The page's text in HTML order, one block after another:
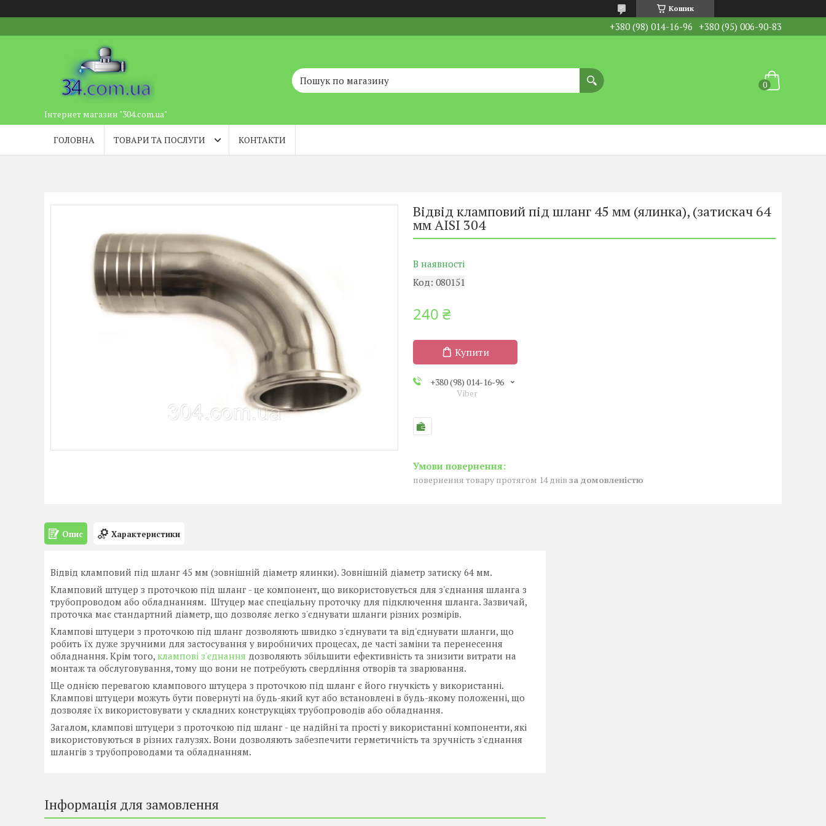
Кошик
+380 (98) 014-16-96 +380 (95) 006-90-83
Інтернет магазин "304.com.ua"
ГОЛОВНА ТОВАРИ ТА ПОСЛУГИ КОНТАКТИ
Відвід кламповий під шланг 45 мм (ялинка), (затискач 64
мм AISI 304
В наявності
Код: 080151
240 ₴
Купити
+380 (98) 014-16-96
Viber
повернення товару протягом 14 днів за домовленістю
Опис Характеристики
Відвід кламповий під шланг 45 мм (зовнішній діаметр ялинки). Зовнішній діаметр затиску 64 мм.
Кламповий штуцер з проточкою під шланг - це компонент, що використовується для з'єднання шланга з
трубопроводом або обладнанням. Штуцер має спеціальну проточку для підключення шланга. Зазвичай,
проточка має стандартний діаметр, що дозволяє легко з'єднувати шланги різних розмірів.
Клампові штуцери з проточкою під шланг дозволяють швидко з'єднувати та від'єднувати шланги, що
робить їх дуже зручними для застосування у виробничих процесах, де часті заміни та перенесення
обладнання. Крім того, клампові з'єднання дозволяють збільшити ефективність та знизити витрати на
монтаж та обслуговування, тому що вони не потребують свердління отворів та зварювання.
Ще однією перевагою клампового штуцера з проточкою під шланг є його гнучкість у використанні.
Клампові штуцери можуть бути повернуті на будь-який кут або встановлені в будь-якому положенні, що
дозволяє їх використовувати у складних конструкціях трубопроводів або обладнання.
Загалом, клампові штуцери з проточкою під шланг - це надійні та прості у використанні компоненти, які
використовуються в різних галузях. Вони дозволяють забезпечити герметичність та зручність з'єднання
шлангів з трубопроводами та обладнанням.
Інформація для замовлення